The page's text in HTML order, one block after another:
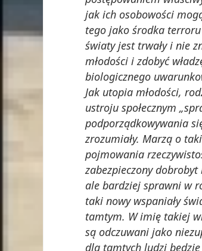
jak ich osobowości
tego jako środka
światy jest trwały i nie
młodości i zdobyć
biologicznego
Jak utopia młodości,
ustroju społecznym
podporządkowywania
zrozumiały. Marzą o
pojmowania
zabezpieczony
ale bardziej sprawni w
taki nowy wspaniały
tamtym. W imię takiej
są odczuwani jako
dla tamtych ludzi